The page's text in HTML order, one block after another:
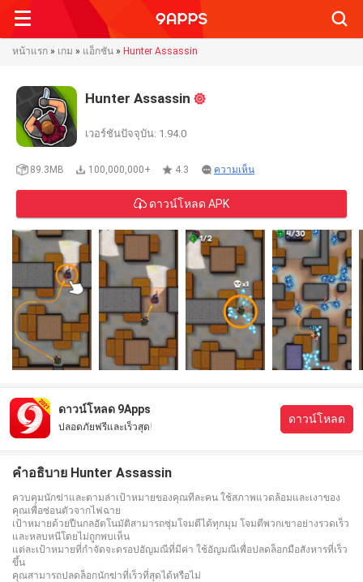
หน้าแรก » เกม » แอ็กชัน » Hunter Assassin
Hunter Assassin
เวอร์ชันปัจจุบัน: 1.94.0
89.3MB 100,000,000+ 4.3 ความเห็น
ดาวน์โหลด APK
ดาวน์โหลด 9Apps
ปลอดภัยฟรีและเร็วสุด!
ดาวน์โหลด
คำอธิบาย Hunter Assassin
ควบคุมนักฆ่าและตามล่าเป้าหมายของคุณทีละคน ใช้สภาพแวดล้อมและเงาของ
คุณเพื่อซ่อนตัวจากไฟฉาย
เป้าหมายด้วยปืนกลอัตโนมัติสามารถซุ่มโจมตีได้ทุกมุม โจมตีพวกเขาอย่างรวดเร็ว
และหลบหนีโดยไม่ถูกพบเห็น
แต่ละเป้าหมายที่กำจัดจะดรอปอัญมณีที่มีค่า ใช้อัญมณีเพื่อปลดล็อกมือสังหารที่เร็ว
ขึ้น
คุณสามารถปลดล็อกนักฆ่าที่เร็วที่สุดได้หรือไม่